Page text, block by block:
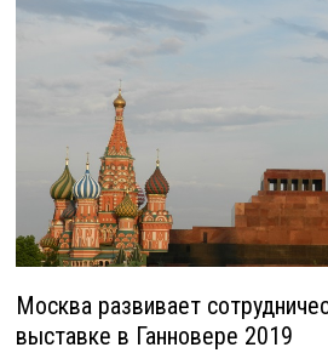
Москва развивает
выставке в Ганновере 2019